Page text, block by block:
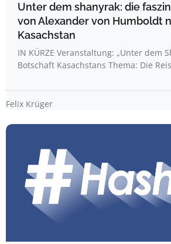
Unter dem shanyrak: die
von Alexander von Humboldt
Kasachstan
IN KÜRZE Veranstaltung: „Unter dem
Botschaft Kasachstans Thema: Die
Felix Krüger